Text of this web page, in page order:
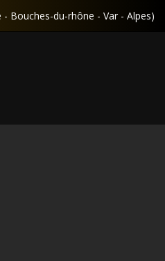
Bouches-du-rhône - Var - Alpes)